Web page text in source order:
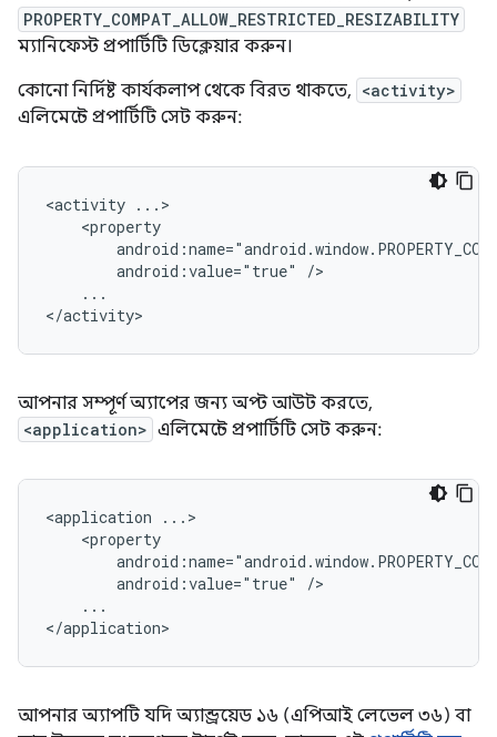
PROPERTY_COMPAT_ALLOW_RESTRICTED_RESIZABILITY
ম্যানিফেস্ট প্রপার্টিটি ডিক্লেয়ার করুন।
কোনো নির্দিষ্ট কার্যকলাপ থেকে বিরত থাকতে, <activity>
এলিমেন্টে প্রপার্টিটি সেট করুন:
<activity
android:value="true"
...
আপনার সম্পূর্ণ অ্যাপের জন্য অপ্ট আউট করতে,
<application> এলিমেন্টে প্রপার্টিটি সেট করুন:
<application
android:value="true"
...
আপনার অ্যাপটি যদি অ্যান্ড্রয়েড ১৬ (এপিআই লেভেল ৩৬) বা